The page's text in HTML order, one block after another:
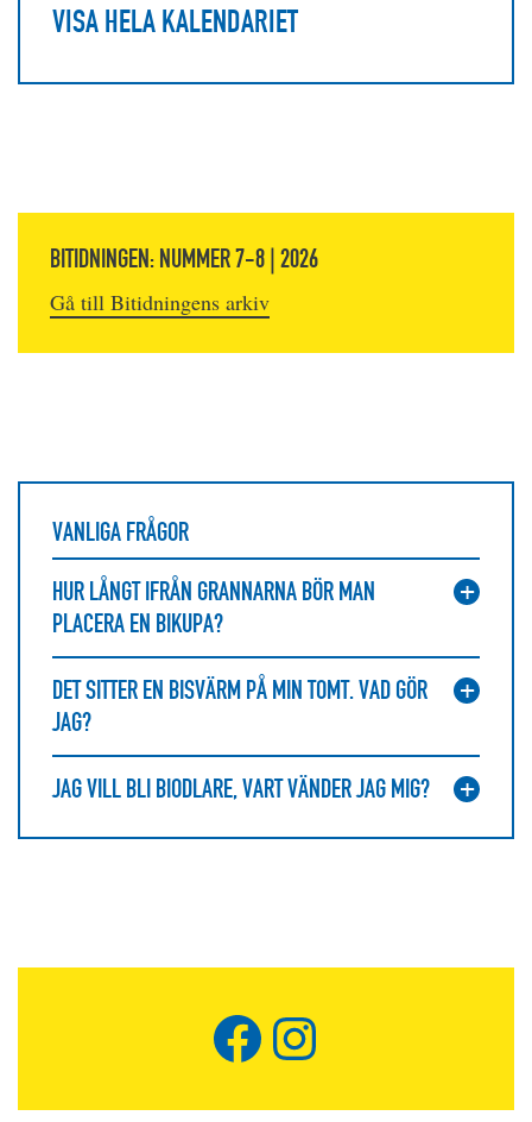
VISA HELA KALENDARIET
BITIDNINGEN: NUMMER 7-8 | 2026
Gå till Bitidningens arkiv
VANLIGA FRÅGOR
HUR LÅNGT IFRÅN GRANNARNA BÖR MAN
PLACERA EN BIKUPA?
DET SITTER EN BISVÄRM PÅ MIN TOMT. VAD GÖR
JAG?
JAG VILL BLI BIODLARE, VART VÄNDER JAG MIG?
Facebook
Instagram